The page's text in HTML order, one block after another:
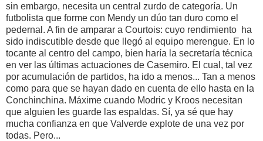
sin embargo, necesita un central zurdo de categoría. Un
futbolista que forme con Mendy un dúo tan duro como el
pedernal. A fin de amparar a Courtois: cuyo rendimiento ha
sido indiscutible desde que llegó al equipo merengue. En lo
tocante al centro del campo, bien haría la secretaría técnica
en ver las últimas actuaciones de Casemiro. El cual, tal vez
por acumulación de partidos, ha ido a menos... Tan a menos
como para que se hayan dado en cuenta de ello hasta en la
Conchinchina. Máxime cuando Modric y Kroos necesitan
que alguien les guarde las espaldas. Sí, ya sé que hay
mucha confianza en que Valverde explote de una vez por
todas. Pero...